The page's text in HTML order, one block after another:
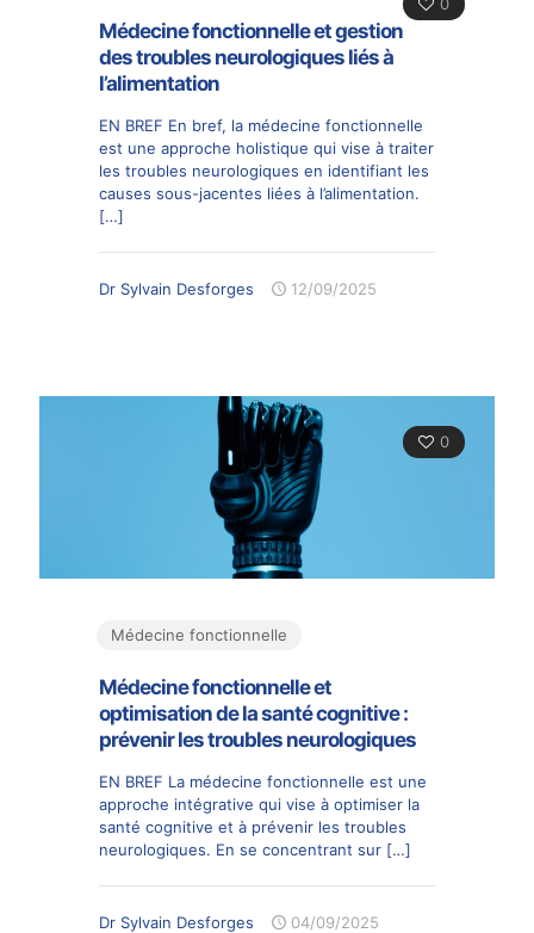
Médecine fonctionnelle et gestion
des troubles neurologiques liés à
l’alimentation
EN BREF En bref, la médecine fonctionnelle
est une approche holistique qui vise à traiter
les troubles neurologiques en identifiant les
causes sous-jacentes liées à l’alimentation.
[…]
Dr Sylvain Desforges 12/09/2025
0
Médecine fonctionnelle
Médecine fonctionnelle et
optimisation de la santé cognitive :
prévenir les troubles neurologiques
EN BREF La médecine fonctionnelle est une
approche intégrative qui vise à optimiser la
santé cognitive et à prévenir les troubles
neurologiques. En se concentrant sur […]
Dr Sylvain Desforges 04/09/2025